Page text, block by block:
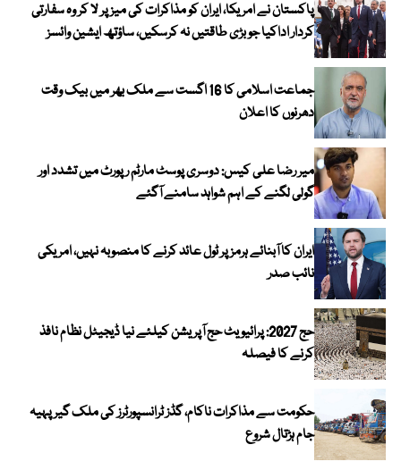
پاکستان نے امریکا، ایران کو مذاکرات کی میز پر لا کر وہ سفارتی
کردار اداکیا جو بڑی طاقتیں نہ کرسکیں، ساؤتھ ایشین وائسز
جماعت اسلامی کا 16 اگست سے ملک بھر میں بیک وقت
دھرنوں کا اعلان
میر رضا علی کیس: دوسری پوسٹ مارٹم رپورٹ میں تشدد اور
گولی لگنے کے اہم شواہد سامنے آگئے
ایران کا آبنائے ہرمز پر ٹول عائد کرنے کا منصوبہ نہیں، امریکی
نائب صدر
حج 2027: پرائیویٹ حج آپریشن کیلئے نیا ڈیجیٹل نظام نافذ
کرنے کا فیصلہ
حکومت سے مذاکرات ناکام، گڈز ٹرانسپورٹرز کی ملک گیر پہیہ
جام ہڑتال شروع